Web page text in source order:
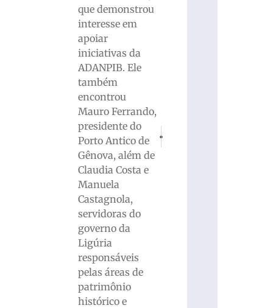
que demonstrou
interesse em
apoiar
iniciativas da
ADANPIB. Ele
também
encontrou
Mauro Ferrando,
presidente do
Porto Antico de
Gênova, além de
Claudia Costa e
Manuela
Castagnola,
servidoras do
governo da
Ligúria
responsáveis
pelas áreas de
patrimônio
histórico e
Incêndio em residência no Bairro